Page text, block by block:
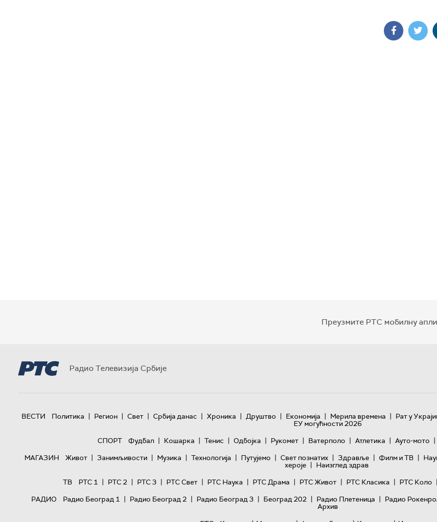
Преузмите РТС мобилну
Радио Телевизија Србије
ВЕСТИ Политика | Регион | Свет | Србија данас | Хроника | Друштво | Економија | Мерила времена | Рат у
ЕУ могућности 2026
СПОРТ
Фудбал | Кошарка | Тенис | Одбојка | Рукомет | Ватерполо | Атлетика | Ауто-мото |
МАГАЗИН
Живот | Занимљивости | Музика | Технологијa | Путујемо | Свет познатих | Здравље | Филм и ТВ |
хероје | Наизглед здрав
ТВ
РТС 1 | РТС 2 | РТС 3 | РТС Свет | РТС Наука | РТС Драма | РТС Живот | РТС Класика | РТС Коло |
РАДИО
Радио Београд 1 | Радио Београд 2 | Радио Београд 3 | Београд 202 | Радио Плетеница | Радио
Архив